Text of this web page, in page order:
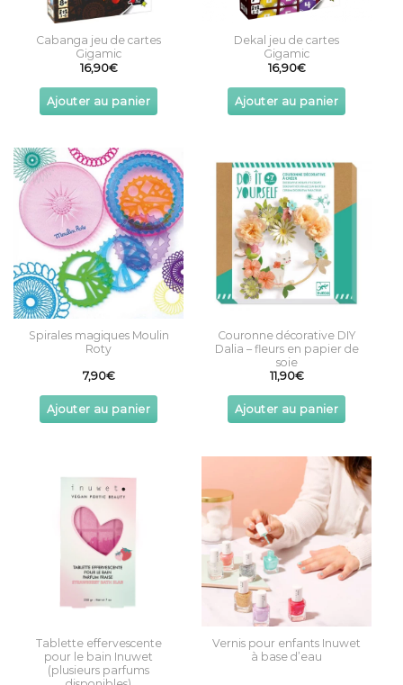
Cabanga jeu de cartes
Gigamic
16,90€
Ajouter au panier
Dekal jeu de cartes
Gigamic
16,90€
Ajouter au panier
Spirales magiques Moulin
Roty
7,90€
Ajouter au panier
Couronne décorative DIY
Dalia – fleurs en papier de
soie
11,90€
Ajouter au panier
Tablette effervescente
pour le bain Inuwet
(plusieurs parfums
Vernis pour enfants Inuwet
à base d’eau